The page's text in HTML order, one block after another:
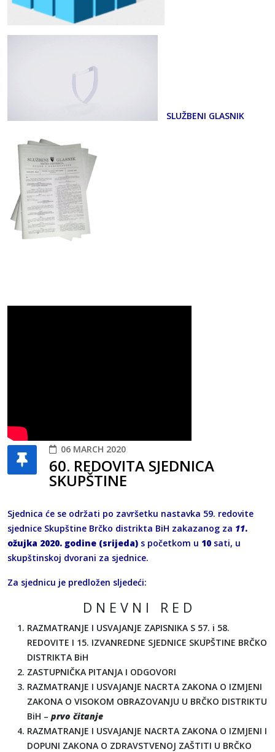
SLUŽBENI GLASNIK
06 MARCH 2020
60. REDOVITA SJEDNICA
SKUPŠTINE
Sjednica će se održati po završetku nastavka 59. redovite
sjednice Skupštine Brčko distrikta BiH zakazanog za 11.
ožujka 2020. godine (srijeda) s početkom u 10 sati, u
skupštinskoj dvorani za sjednice.
Za sjednicu je predložen sljedeći:
D N E V N I R E D
RAZMATRANJE I USVAJANJE ZAPISNIKA S 57. i 58.
REDOVITE I 15. IZVANREDNE SJEDNICE SKUPŠTINE BRČKO
DISTRIKTA BiH
ZASTUPNIČKA PITANJA I ODGOVORI
RAZMATRANJE I USVAJANJE NACRTA ZAKONA O IZMJENI
ZAKONA O VISOKOM OBRAZOVANJU U BRČKO DISTRIKTU
BiH – prvo čitanje
RAZMATRANJE I USVAJANJE NACRTA ZAKONA O IZMJENI I
DOPUNI ZAKONA O ZDRAVSTVENOJ ZAŠTITI U BRČKO